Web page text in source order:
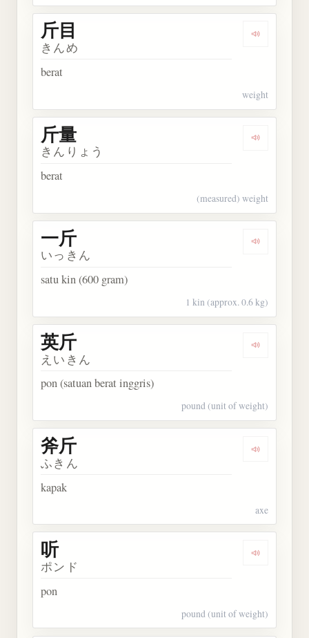
Dengarkan
斤目
きんめ
berat
weight
Dengarkan
斤量
きんりょう
berat
(measured) weight
Dengarkan
一斤
いっきん
satu kin (600 gram)
1 kin (approx. 0.6 kg)
Dengarkan
英斤
えいきん
pon (satuan berat inggris)
pound (unit of weight)
Dengarkan
斧斤
ふきん
kapak
axe
Dengarkan
听
ポンド
pon
pound (unit of weight)